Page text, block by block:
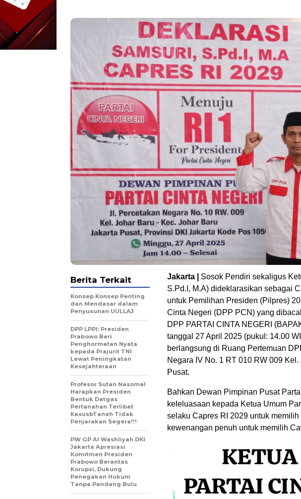
Jakarta | Sosok Pendiri sekaligus
S.Pd.I, M.A) dideklarasikan sebagai
untuk Pemilihan Presiden (Pilpres)
Cinta Negeri (DPP PCN) yang
DPP PARTAI CINTA NEGERI
tanggal 27 April 2025 (pukul: 14.00
berlangsung di Ruang Pertemuan
Negara IV No. 1 RT 010 RW 009
Pusat.
Bahkan Dewan Pimpinan Pusat
keleluasaan kepada Ketua Umum
selaku Capres RI 2029 untuk
kewenangan penuh untuk memilih
Berita Terkait
Konsep Konsep Penting
dan Mendasar dalam
Penyusunan UULLAJ
DPP LPPI: Presiden
Prabowo Beri
Penghormatan Nyata
kepada Prajurit TNI
Lewat Peningkatan
Kesejahteraan
Profesor Sutan Nasomal
Harapkan Presiden
Bentuk Datgas
Pertanahan Terlibat
KasusbTanah Tidak
Penjarakan Segera!!!
PW GP Al Washliyah DKI
Jakarta Apresiasi
Komitmen Presiden
Prabowo Berantas
Korupsi, Dukung
Penegakan Hukum
Tanpa Pandang Bulu